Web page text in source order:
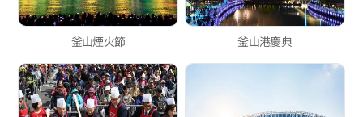
釜山煙火節 釜山港慶典